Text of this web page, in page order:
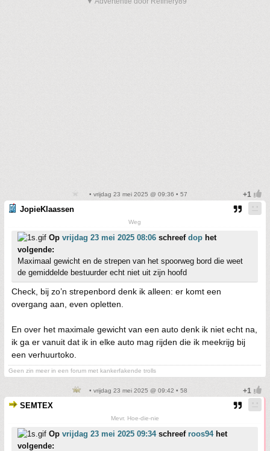
• vrijdag 23 mei 2025 @ 09:36 • 57
JopieKlaassen
Weg
Op vrijdag 23 mei 2025 08:06 schreef dop het
volgende:
Maximaal gewicht en de strepen van het spoorweg bord die weet
de gemiddelde bestuurder echt niet uit zijn hoofd
Check, bij zo’n strepenbord denk ik alleen: er komt een
overgang aan, even opletten.
En over het maximale gewicht van een auto denk ik niet echt na,
ik ga er vanuit dat ik in elke auto mag rijden die ik meekrijg bij
een verhuurtoko.
Geen zin meer in een forum met kankerfakende trolls
• vrijdag 23 mei 2025 @ 09:42 • 58
SEMTEX
Mevr. Hoe-die-nie
Op vrijdag 23 mei 2025 09:34schreef roos94het
volgende: